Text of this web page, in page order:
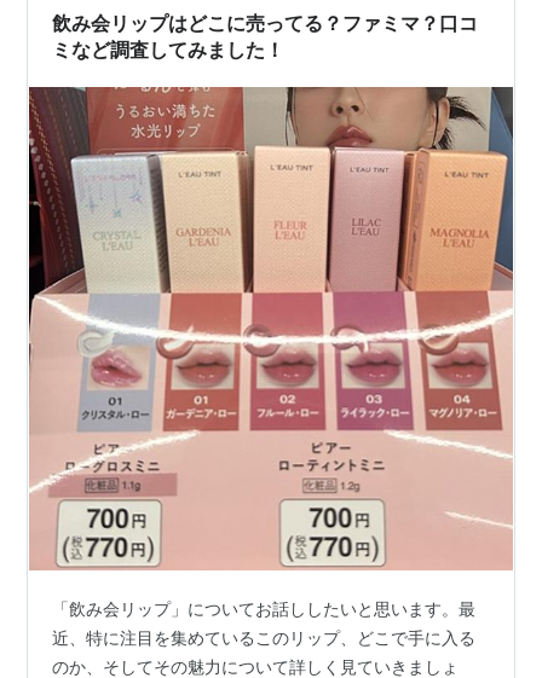
飲み会リップはどこに売ってる？ファミマ？口コ
ミなど調査してみました！
「飲み会リップ」についてお話ししたいと思います。最
近、特に注目を集めているこのリップ、どこで手に入る
のか、そしてその魅力について詳しく見ていきましょ